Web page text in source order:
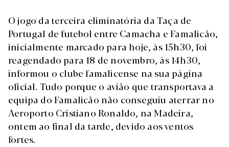
O jogo da terceira eliminatória da Taça de
Portugal de futebol entre Camacha e Famalicão,
inicialmente marcado para hoje, às 15h30, foi
reagendado para 18 de novembro, às 14h30,
informou o clube famalicense na sua página
oficial. Tudo porque o avião que transportava a
equipa do Famalicão não conseguiu aterrar no
Aeroporto Cristiano Ronaldo, na Madeira,
ontem ao final da tarde, devido aos ventos
fortes.